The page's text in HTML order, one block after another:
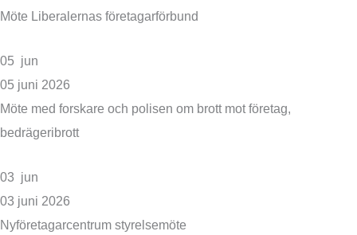
Möte Liberalernas företagarförbund
05 jun
05 juni 2026
Möte med forskare och polisen om brott mot företag,
bedrägeribrott
03 jun
03 juni 2026
Nyföretagarcentrum styrelsemöte